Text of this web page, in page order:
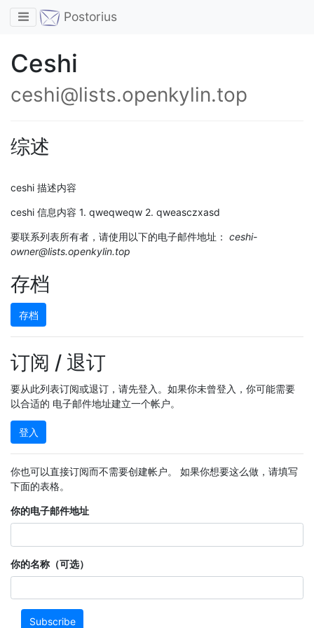
Toggle navigation
Postorius
Ceshi
ceshi@lists.openkylin.top
综述
ceshi 描述内容
ceshi 信息内容 1. qweqweqw 2. qweasczxasd
要联系列表所有者，请使用以下的电子邮件地址： ceshi-
owner@lists.openkylin.top
存档
存档
订阅 / 退订
要从此列表订阅或退订，请先登入。如果你未曾登入，你可能需要
以合适的 电子邮件地址建立一个帐户。
登入
你也可以直接订阅而不需要创建帐户。 如果你想要这么做，请填写
下面的表格。
你的电子邮件地址
你的名称（可选）
Subscribe